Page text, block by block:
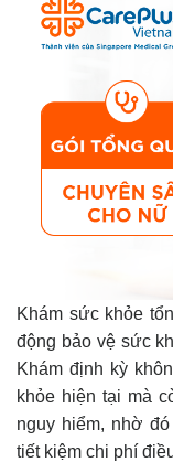
Khám sức khỏe
động bảo vệ sức
Khám định kỳ
khỏe hiện tại mà
nguy hiểm, nhờ
tiết kiệm chi phí